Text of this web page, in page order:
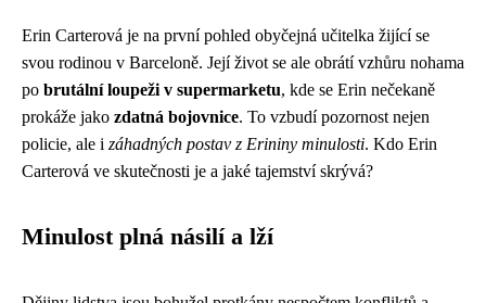
Erin Carterová je na první pohled obyčejná učitelka žijící se
svou rodinou v Barceloně. Její život se ale obrátí vzhůru nohama
po brutální loupeži v supermarketu, kde se Erin nečekaně
prokáže jako zdatná bojovnice. To vzbudí pozornost nejen
policie, ale i záhadných postav z Erininy minulosti. Kdo Erin
Carterová ve skutečnosti je a jaké tajemství skrývá?
Minulost plná násilí a lží